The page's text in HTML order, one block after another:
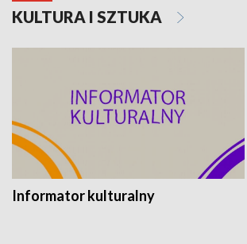
KULTURA I SZTUKA
Informator kulturalny